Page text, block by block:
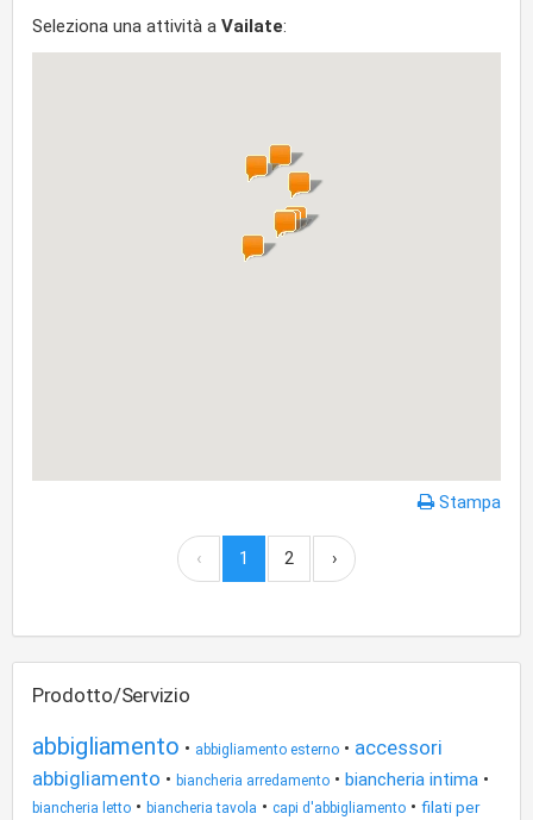
Seleziona una attività a Vailate:
Stampa
‹ 1 2 ›
Prodotto/Servizio
abbigliamento • abbigliamento esterno • accessori
abbigliamento • biancheria arredamento • biancheria intima •
biancheria letto • biancheria tavola • capi d'abbigliamento • filati per